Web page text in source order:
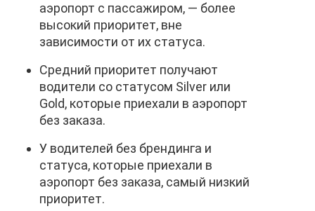
аэропорт с пассажиром, — более
высокий приоритет, вне
зависимости от их статуса.
Средний приоритет получают
водители со статусом Silver или
Gold, которые приехали в аэропорт
без заказа.
У водителей без брендинга и
статуса, которые приехали в
аэропорт без заказа, самый низкий
приоритет.